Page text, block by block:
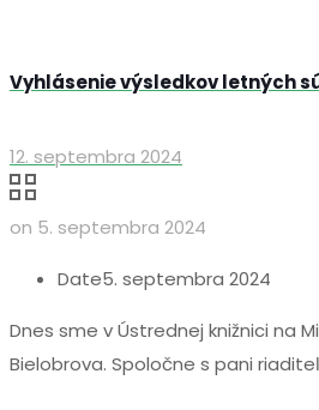
Vyhlásenie výsledkov letných
12. septembra 2024
on 5. septembra 2024
Date5. septembra 2024
Dnes sme v Ústrednej knižnici na
Bielobrova. Spoločne s pani